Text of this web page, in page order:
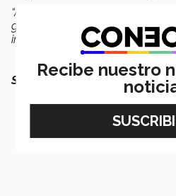
“Aunque en México el
garantiza que ya no suceda y
informales
”, concluyó.
SEGURO QUERRÁS LEER
Recibe nuestro